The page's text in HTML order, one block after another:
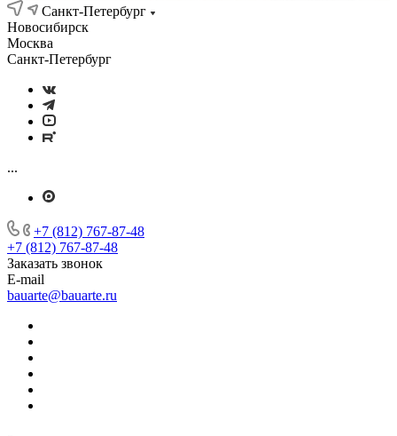
Санкт-Петербург
Новосибирск
Москва
Санкт-Петербург
...
+7 (812) 767-87-48
+7 (812) 767-87-48
Заказать звонок
E-mail
bauarte@bauarte.ru